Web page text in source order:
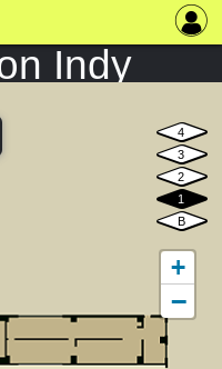
Indy
4
3
2
1
B
+
−